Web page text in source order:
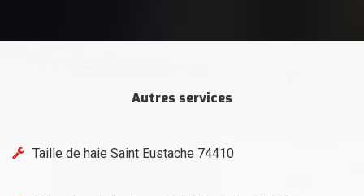
Autres services
Taille de haie Saint Eustache 74410